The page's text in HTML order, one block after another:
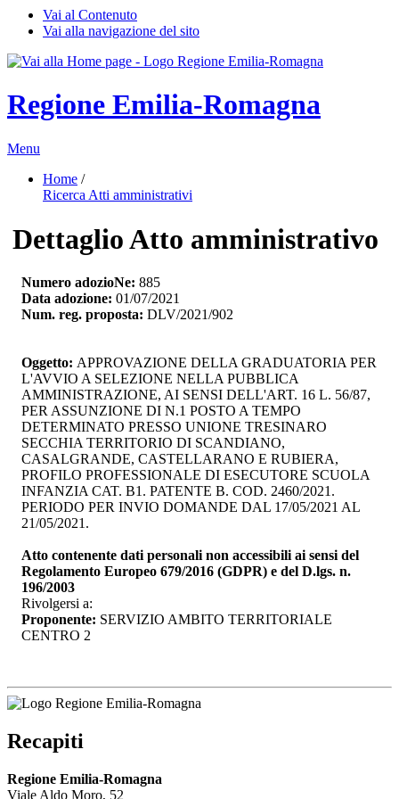
Vai al Contenuto
Vai alla navigazione del sito
Regione Emilia-Romagna
Menu
Home /
Ricerca Atti amministrativi
Dettaglio Atto amministrativo
Numero adozioNe: 885
Data adozione: 01/07/2021
Num. reg. proposta: DLV/2021/902
Oggetto: APPROVAZIONE DELLA GRADUATORIA PER
L'AVVIO A SELEZIONE NELLA PUBBLICA
AMMINISTRAZIONE, AI SENSI DELL'ART. 16 L. 56/87,
PER ASSUNZIONE DI N.1 POSTO A TEMPO
DETERMINATO PRESSO UNIONE TRESINARO
SECCHIA TERRITORIO DI SCANDIANO,
CASALGRANDE, CASTELLARANO E RUBIERA,
PROFILO PROFESSIONALE DI ESECUTORE SCUOLA
INFANZIA CAT. B1. PATENTE B. COD. 2460/2021.
PERIODO PER INVIO DOMANDE DAL 17/05/2021 AL
21/05/2021.
Atto contenente dati personali non accessibili ai sensi del
Regolamento Europeo 679/2016 (GDPR) e del D.lgs. n.
196/2003
Rivolgersi a:
Proponente: SERVIZIO AMBITO TERRITORIALE
CENTRO 2
Recapiti
Regione Emilia-Romagna
Viale Aldo Moro, 52